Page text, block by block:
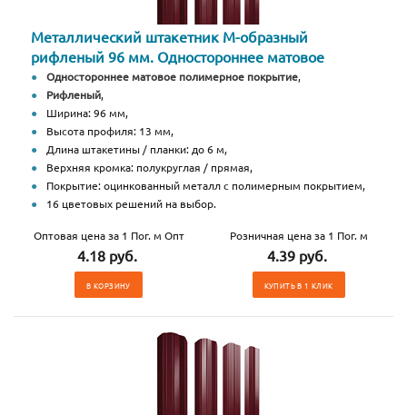
Металлический штакетник М-образный
рифленый 96 мм. Одностороннее матовое
Одностороннее матовое полимерное покрытие,
Рифленый,
Ширина: 96 мм,
Высота профиля: 13 мм,
Длина штакетины / планки: до 6 м,
Верхняя кромка: полукруглая / прямая,
Покрытие: оцинкованный металл с полимерным покрытием,
16 цветовых решений на выбор.
Оптовая цена за 1 Пог. м Опт
4.18 руб.
В КОРЗИНУ
Розничная цена за 1 Пог. м
4.39 руб.
КУПИТЬ В 1 КЛИК